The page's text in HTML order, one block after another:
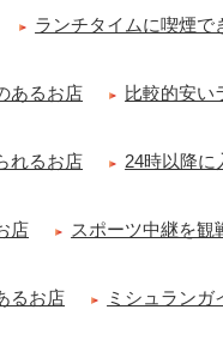
ランチタイムに喫煙で
あるお店 比較的安い
れるお店 24時以降に
店 スポーツ中継を観
るお店 ミシュランガ